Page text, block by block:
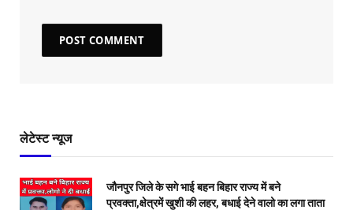
लेटेस्ट न्यूज
जौनपुर जिले के सगे भाई बहन बिहार राज्य में बने
प्रवक्ता,क्षेत्रमें खुशी की लहर, बधाई देने वालो का लगा ताता